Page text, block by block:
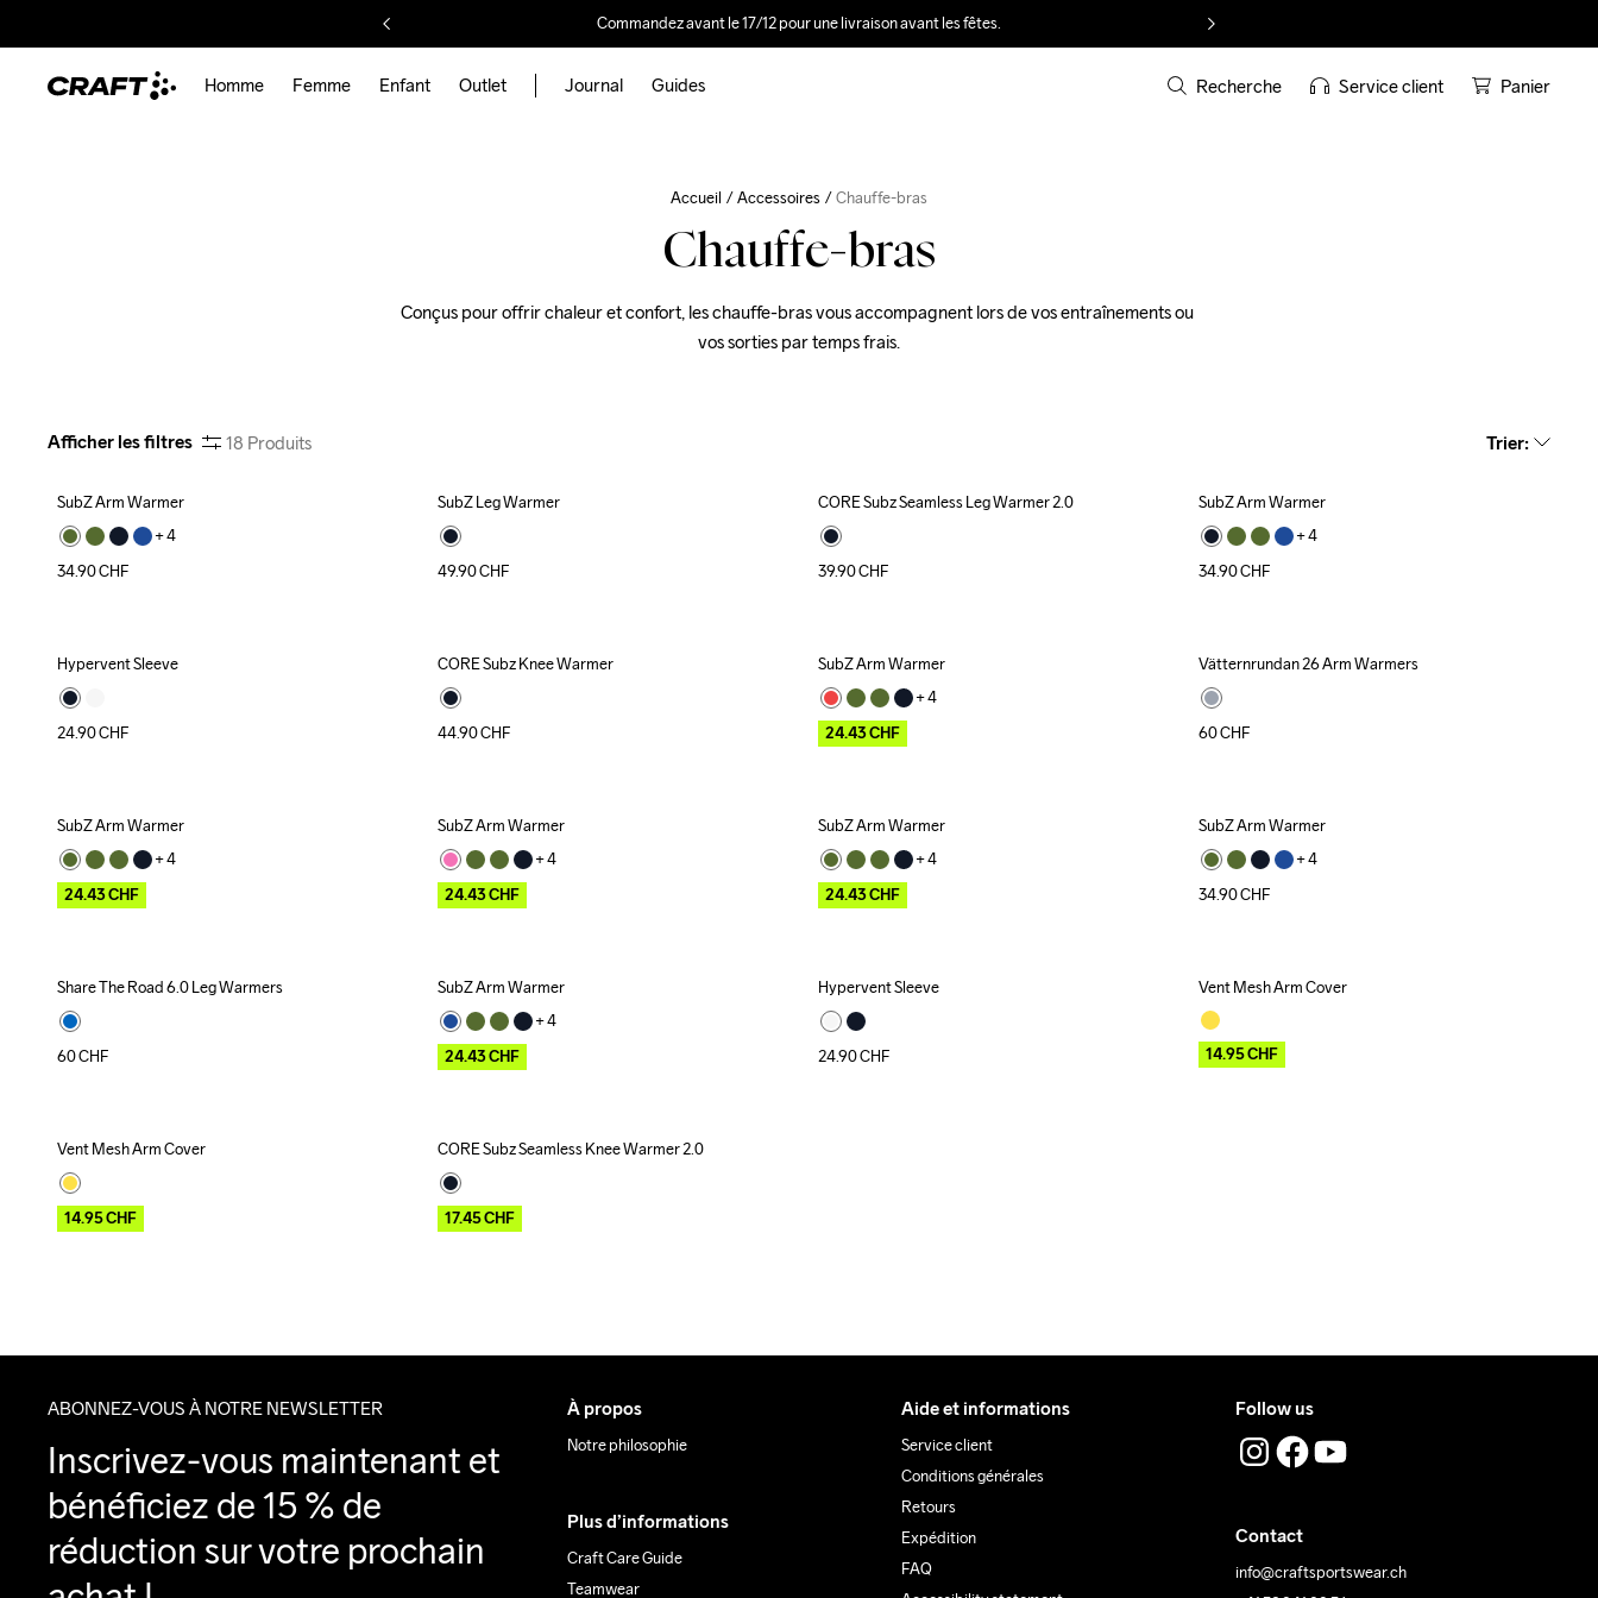
Commandez avant le 17/12 pour une livraison avant les fêtes.
Homme Femme Enfant Outlet Journal Guides Recherche Service client Panier
Accueil Accessoires Chauffe-bras
Chauffe-bras
Conçus pour offrir chaleur et confort, les chauffe-bras vous accompagnent lors de vos entraînements ou
vos sorties par temps frais.
Afficher les filtres 18 Produits Trier:
SubZ Arm Warmer
+ 4
34.90CHF
Recycled
SubZ Leg Warmer
49.90CHF
CORE Subz Seamless Leg Warmer 2.0
39.90CHF
SubZ Arm Warmer
+ 4
34.90CHF
Hypervent Sleeve
24.90CHF
Recycled
CORE Subz Knee Warmer
44.90CHF
Outlet
SubZ Arm Warmer
+ 4
24.43CHF
Vätternrundan 26 Arm Warmers
60CHF
Outlet
SubZ Arm Warmer
+ 4
24.43CHF
Outlet
SubZ Arm Warmer
+ 4
24.43CHF
Outlet
SubZ Arm Warmer
+ 4
24.43CHF
SubZ Arm Warmer
+ 4
34.90CHF
Share The Road 6.0 Leg Warmers
60CHF
Outlet
SubZ Arm Warmer
+ 4
24.43CHF
Hypervent Sleeve
24.90CHF
Outlet
Vent Mesh Arm Cover
14.95CHF
Outlet
Vent Mesh Arm Cover
14.95CHF
Outlet
CORE Subz Seamless Knee Warmer 2.0
17.45CHF
ABONNEZ-VOUS À NOTRE NEWSLETTER
Inscrivez-vous maintenant et
bénéficiez de 15 % de
réduction sur votre prochain
À propos
Notre philosophie
Plus d’informations
Craft Care Guide
Teamwear
Aide et informations
Service client
Conditions générales
Retours
Expédition
FAQ
Follow us
Contact
info@craftsportswear.ch